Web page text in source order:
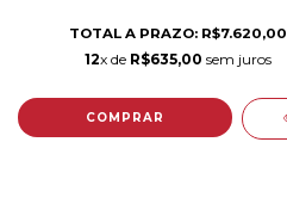
TOTAL A PRAZO: R$7.620,00
12x de R$635,00 sem juros